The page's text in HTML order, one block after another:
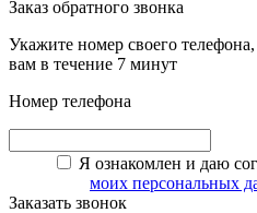
Заказ обратного звонка
Укажите номер своего
вам в течение 7 минут
Номер телефона
Я ознакомлен и даю
моих персональных
Заказать звонок